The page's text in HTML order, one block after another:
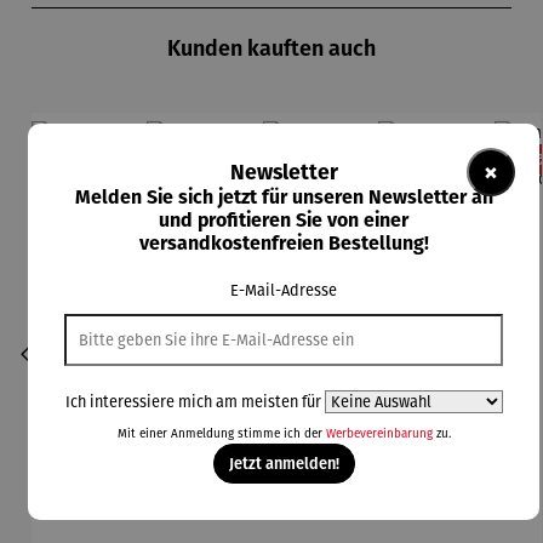
Kunden kauften auch
11% gespart Rabatt
×
Newsletter
Melden Sie sich jetzt für unseren Newsletter an
und profitieren Sie von einer
versandkostenfreien Bestellung!
E-Mail-Adresse
Ich interessiere mich am meisten für
Mit einer Anmeldung stimme ich der Werbevereinbarungzu.
Jetzt anmelden!